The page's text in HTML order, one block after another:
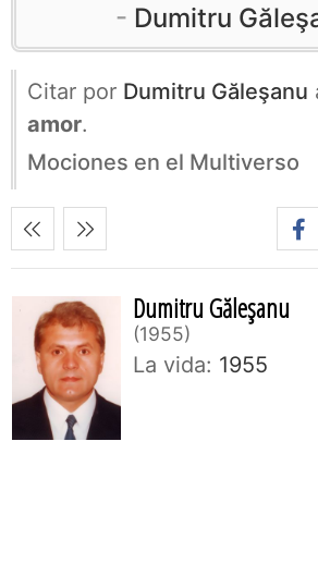
Dumitru
Citar por Dumitru Găleşanu
amor.
Mociones en el Multiverso
Dumitru Găleşanu
1955
La vida: 1955